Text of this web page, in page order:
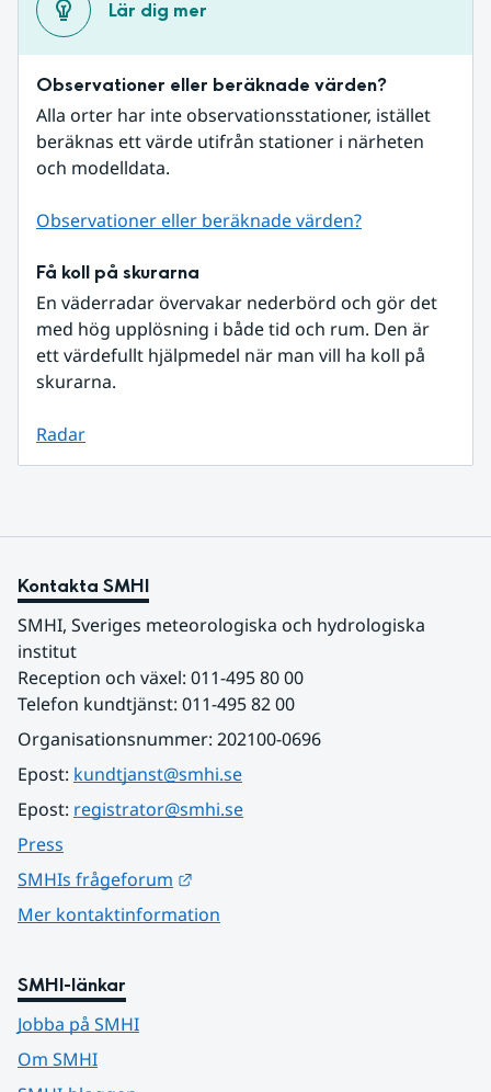
Lär dig mer
Observationer eller beräknade värden?
Alla orter har inte observationsstationer, istället
beräknas ett värde utifrån stationer i närheten
och modelldata.
Observationer eller beräknade värden?
Få koll på skurarna
En väderradar övervakar nederbörd och gör det
med hög upplösning i både tid och rum. Den är
ett värdefullt hjälpmedel när man vill ha koll på
skurarna.
Radar
Kontakta SMHI
SMHI, Sveriges meteorologiska och hydrologiska
institut
Reception och växel: 011-495 80 00
Telefon kundtjänst: 011-495 82 00
Organisationsnummer: 202100-0696
Epost: kundtjanst@smhi.se
Epost: registrator@smhi.se
Press
SMHIs frågeforum
Mer kontaktinformation
SMHI-länkar
Jobba på SMHI
Om SMHI